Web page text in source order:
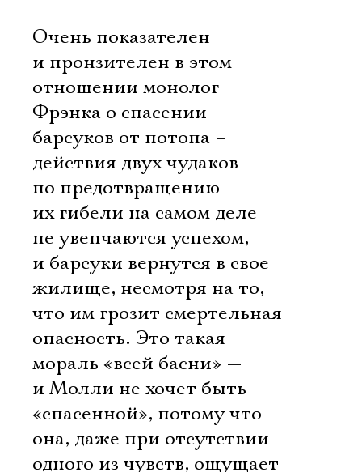
Очень показателен
и пронзителен в этом
отношении монолог
Фрэнка о спасении
барсуков от потопа –
действия двух чудаков
по предотвращению
их гибели на самом деле
не увенчаются успехом,
и барсуки вернутся в свое
жилище, несмотря на то,
что им грозит смертельная
опасность. Это такая
мораль «всей басни» —
и Молли не хочет быть
«спасенной», потому что
она, даже при отсутствии
одного из чувств, ощущает
Электропочта